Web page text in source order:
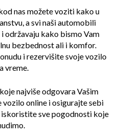
nas možete voziti kako u
a svi naši automobili
održavaju kako bismo Vam
bezbednost ali i komfor.
i rezervišite svoje vozilo
vreme.
najviše odgovara Vašim
online i osigurajte sebi
iskoristite sve pogodnosti koje